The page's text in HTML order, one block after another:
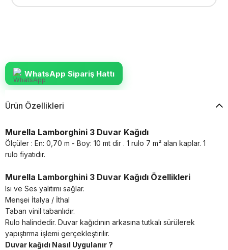
WhatsApp Sipariş Hattı
Ürün Özellikleri
Murella Lamborghini 3 Duvar Kağıdı
Ölçüler : En: 0,70 m - Boy: 10 mt dir . 1 rulo 7 m² alan kaplar. 1
rulo fiyatıdır.
Murella Lamborghini 3 Duvar Kağıdı Özellikleri
Isı ve Ses yalıtımı sağlar.
Menşei İtalya / İthal
Taban vinil tabanlıdır.
Rulo halindedir. Duvar kağıdının arkasına tutkalı sürülerek
yapıştırma işlemi gerçekleştirilir.
Duvar kağıdı Nasıl Uygulanır ?